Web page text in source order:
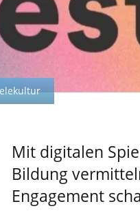
Mit digitalen
Bildung
Engagement